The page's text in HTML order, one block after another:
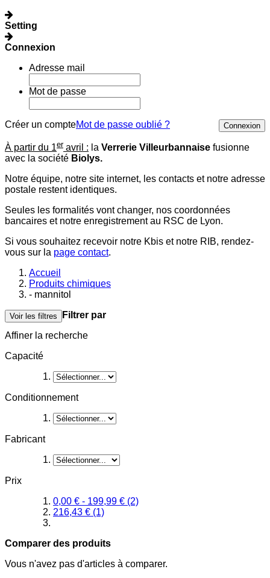
Setting
Connexion
Adresse mail
Mot de passe
Créer un compte Connexion
Mot de passe oublié ?
À partir du 1er avril : la Verrerie Villeurbannaise fusionne
avec la société Biolys.
Notre équipe, notre site internet, les contacts et notre adresse
postale restent identiques.
Seules les formalités vont changer, nos coordonnées
bancaires et notre enregistrement au RSC de Lyon.
Si vous souhaitez recevoir notre Kbis et notre RIB, rendez-
vous sur la page contact.
Accueil
Produits chimiques
- mannitol
Voir les filtres
Filtrer par
Affiner la recherche
Capacité
Conditionnement
Fabricant
Prix
0,00 € - 199,99 € (2)
216,43 € (1)
Comparer des produits
Vous n'avez pas d'articles à comparer.